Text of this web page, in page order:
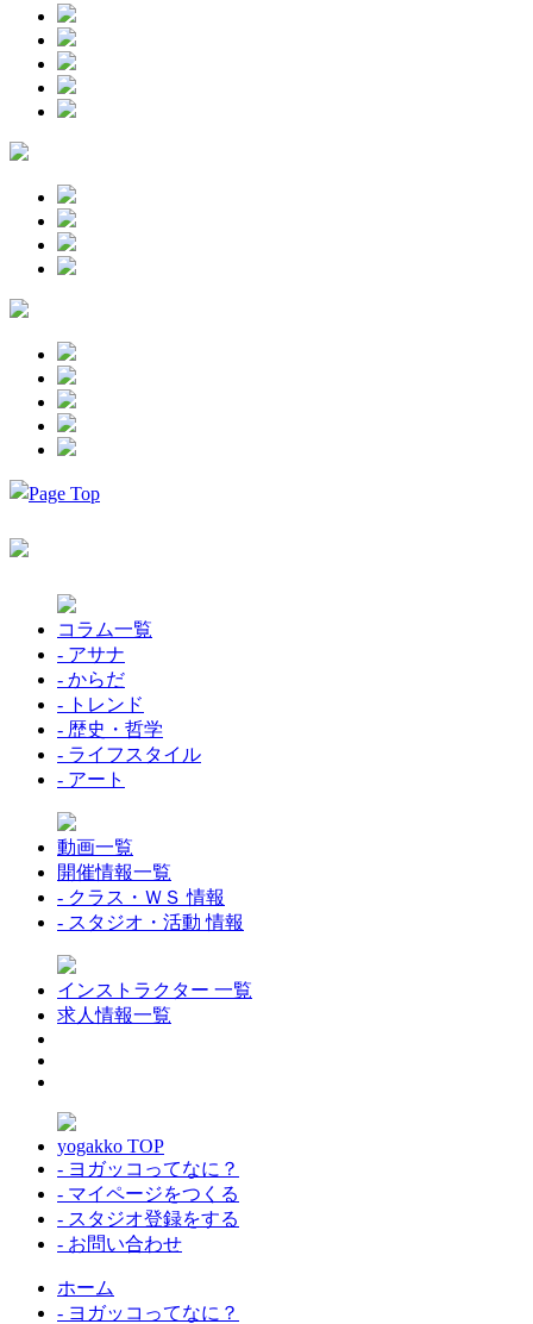
コラム一覧
- アサナ
- からだ
- トレンド
- 歴史・哲学
- ライフスタイル
- アート
動画一覧
開催情報一覧
- クラス・ＷＳ 情報
- スタジオ・活動 情報
インストラクター 一覧
求人情報一覧
yogakko TOP
- ヨガッコってなに？
- マイページをつくる
- スタジオ登録をする
- お問い合わせ
ホーム
- ヨガッコってなに？